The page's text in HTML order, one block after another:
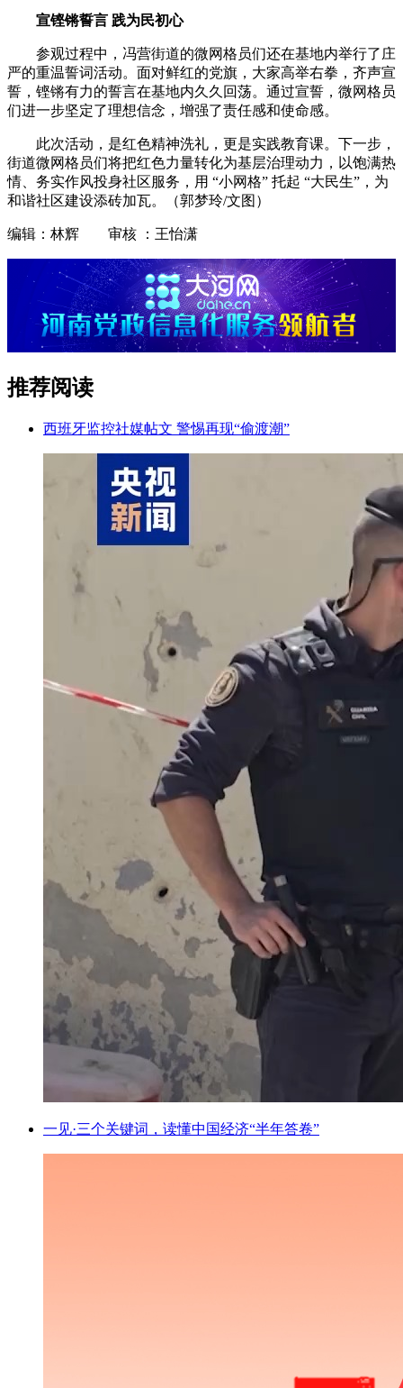
宣铿锵誓言 践为民初心
参观过程中，冯营街道的微网格员们还在基地内举行了庄
严的重温誓词活动。面对鲜红的党旗，大家高举右拳，齐声宣
誓，铿锵有力的誓言在基地内久久回荡。通过宣誓，微网格员
们进一步坚定了理想信念，增强了责任感和使命感。
此次活动，是红色精神洗礼，更是实践教育课。下一步，
街道微网格员们将把红色力量转化为基层治理动力，以饱满热
情、务实作风投身社区服务，用 “小网格” 托起 “大民生”，为
和谐社区建设添砖加瓦。（郭梦玲/文图）
编辑：林辉 审核 ：王怡潇
推荐阅读
西班牙监控社媒帖文 警惕再现“偷渡潮”
一见·三个关键词，读懂中国经济“半年答卷”